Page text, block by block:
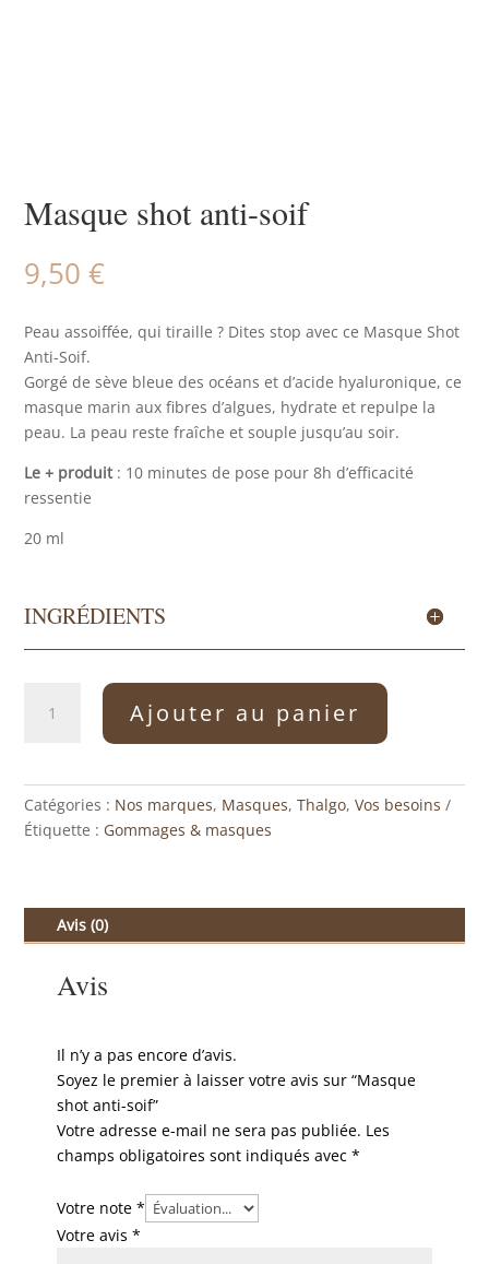
Masque shot anti-soif
9,50€
Peau assoiffée, qui tiraille ? Dites stop avec ce Masque Shot
Anti-Soif.
Gorgé de sève bleue des océans et d’acide hyaluronique, ce
masque marin aux fibres d’algues, hydrate et repulpe la
peau. La peau reste fraîche et souple jusqu’au soir.
Le + produit: 10 minutes de pose pour 8h d’efficacité
ressentie
20 ml
INGRÉDIENTS
anti-
soif
Ajouter au panier
Catégories : Nos marques, Masques,Thalgo,Vos besoins
Étiquette : Gommages & masques
Avis (0)
Avis
Il n’y a pas encore d’avis.
Soyez le premier à laisser votre avis sur “Masque
shot anti-soif”
Votre adresse e-mail ne sera pas publiée. Les
champs obligatoires sont indiqués avec*
Votre note*
Votre avis*